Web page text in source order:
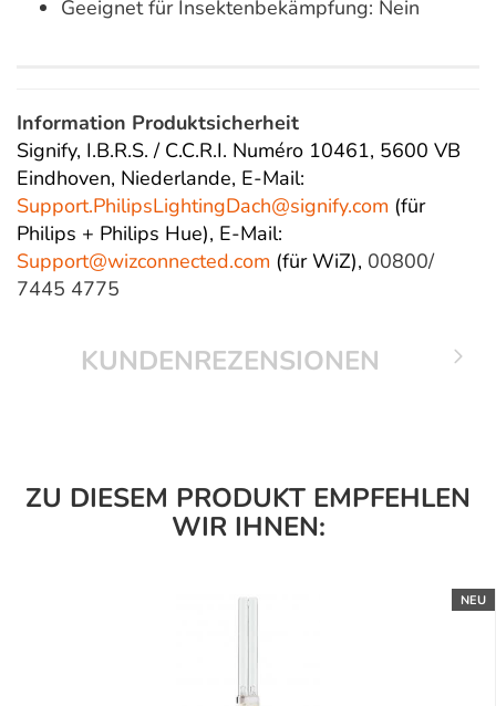
Geeignet für Insektenbekämpfung: Nein
Information Produktsicherheit
Signify, I.B.R.S. / C.C.R.I. Numéro 10461, 5600 VB
Eindhoven, Niederlande, E-Mail:
Support.PhilipsLightingDach@signify.com (für
Philips + Philips Hue), E-Mail:
Support@wizconnected.com (für WiZ), 00800/
7445 4775
KUNDENREZENSIONEN
ZU DIESEM PRODUKT EMPFEHLEN
WIR IHNEN:
NEU